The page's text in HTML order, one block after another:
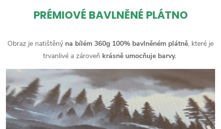
PRÉMIOVÉ BAVLNĚNÉ PLÁTNO
Obraz je natištěný na bílém 360g 100% bavlněném plátně, které je
trvanlivé a zároveň krásně umocňuje barvy.